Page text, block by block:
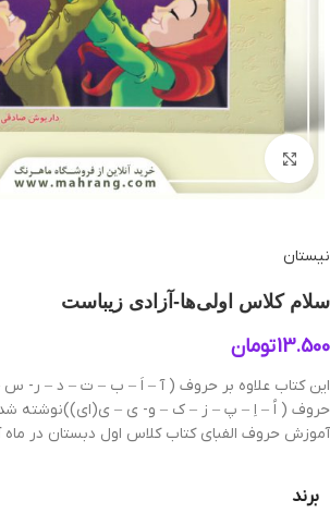
بزرگنمایی تصویر
نیستان
سلام كلاس اولی‌ها-آزادی زیباست
13.500تومان
این کتاب علاوه بر حروف ( آ – اَ – ب – ت – د – ر- س
حروف ( اُ – اِ – پ – ز – ک – و- ی – ی(ای))نوشته
آموزش حروف الفبای کتاب کلاس اول دبستان در ماه
برند